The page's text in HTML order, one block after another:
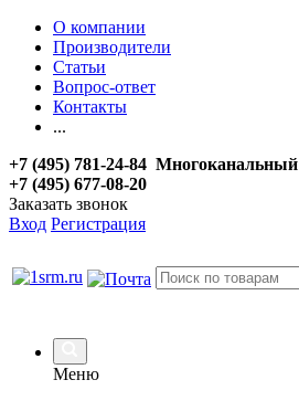
О компании
Производители
Статьи
Вопрос-ответ
Контакты
...
+7 (495) 781-24-84 Многоканальный
+7 (495) 677-08-20
Заказать звонок
Вход Регистрация
Меню